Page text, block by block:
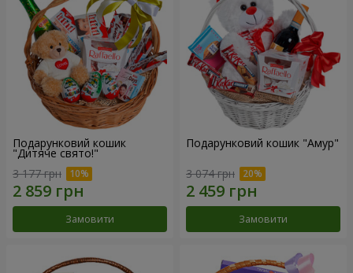
Подарунковий кошик
"Дитяче свято!"
3 177 грн
Замовити
Подарунковий кошик "Амур"
3 074 грн
Замовити